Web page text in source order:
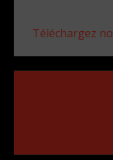
Téléchargez